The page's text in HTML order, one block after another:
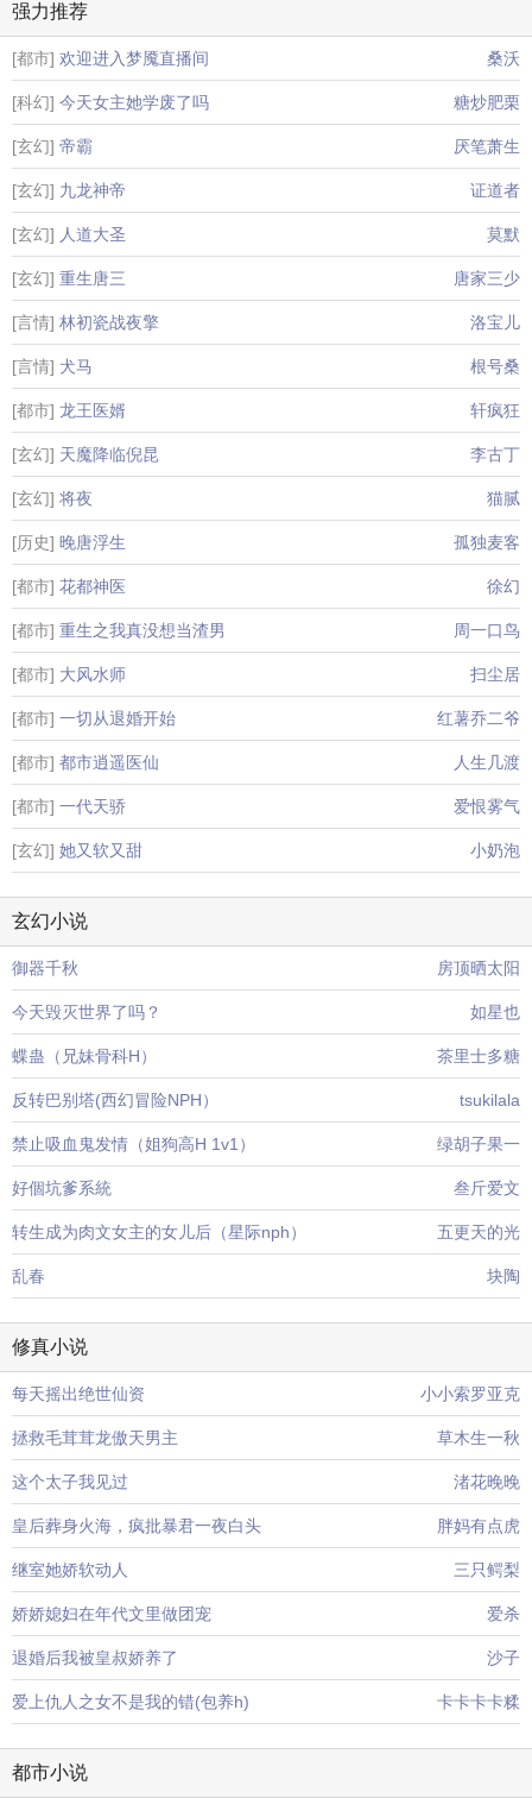
强力推荐
[都市] 欢迎进入梦魇直播间 桑沃
[科幻] 今天女主她学废了吗 糖炒肥栗
[玄幻] 帝霸 厌笔萧生
[玄幻] 九龙神帝 证道者
[玄幻] 人道大圣 莫默
[玄幻] 重生唐三 唐家三少
[言情] 林初瓷战夜擎 洛宝儿
[言情] 犬马 根号桑
[都市] 龙王医婿 轩疯狂
[玄幻] 天魔降临倪昆 李古丁
[玄幻] 将夜 猫腻
[历史] 晚唐浮生 孤独麦客
[都市] 花都神医 徐幻
[都市] 重生之我真没想当渣男 周一口鸟
[都市] 大风水师 扫尘居
[都市] 一切从退婚开始 红薯乔二爷
[都市] 都市逍遥医仙 人生几渡
[都市] 一代天骄 爱恨雾气
[玄幻] 她又软又甜 小奶泡
玄幻小说
御器千秋 房顶晒太阳
今天毁灭世界了吗？ 如星也
蝶蛊（兄妹骨科H） 茶里士多糖
反转巴别塔(西幻冒险NPH） tsukilala
禁止吸血鬼发情（姐狗高H 1v1） 绿胡子果一
好個坑爹系統 叁斤爱文
转生成为肉文女主的女儿后（星际nph） 五更天的光
乱春 块陶
修真小说
每天摇出绝世仙资 小小索罗亚克
拯救毛茸茸龙傲天男主 草木生一秋
这个太子我见过 渚花晚晚
皇后葬身火海，疯批暴君一夜白头 胖妈有点虎
继室她娇软动人 三只鳄梨
娇娇媳妇在年代文里做团宠 爱杀
退婚后我被皇叔娇养了 沙子
爱上仇人之女不是我的错(包养h) 卡卡卡卡糅
都市小说